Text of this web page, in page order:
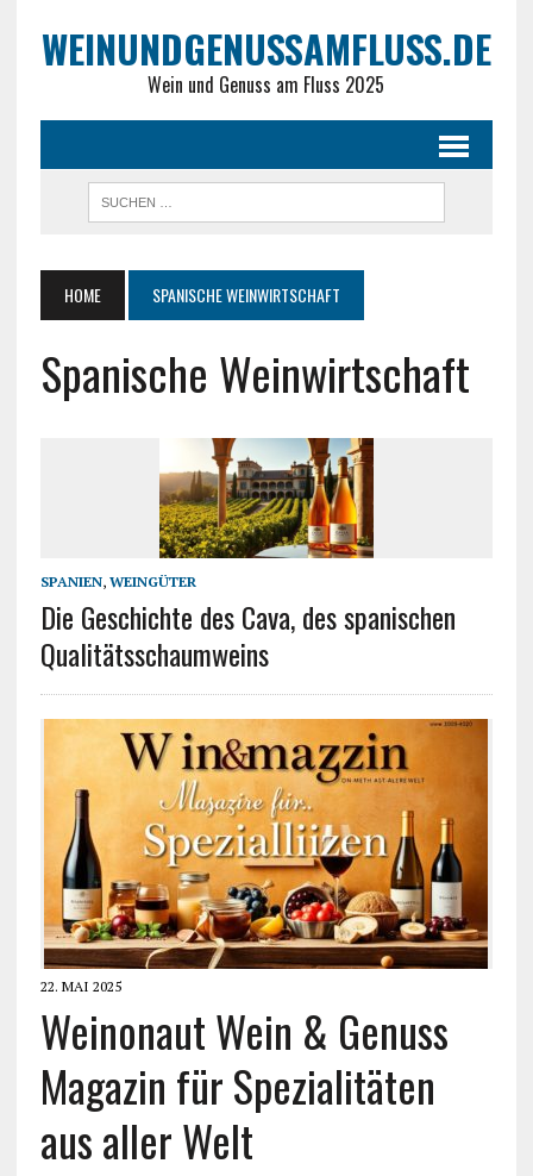
WEINUNDGENUSSAMFLUSS.DE
Wein und Genuss am Fluss 2025
HOME SPANISCHE WEINWIRTSCHAFT
Spanische Weinwirtschaft
SPANIEN, WEINGÜTER
Die Geschichte des Cava, des spanischen
Qualitätsschaumweins
22. MAI 2025
Weinonaut Wein & Genuss
Magazin für Spezialitäten
aus aller Welt